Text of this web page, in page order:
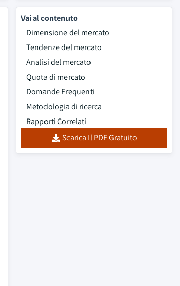
Vai al contenuto
Dimensione del mercato
Tendenze del mercato
Analisi del mercato
Quota di mercato
Domande Frequenti
Metodologia di ricerca
Rapporti Correlati
Scarica Il PDF Gratuito